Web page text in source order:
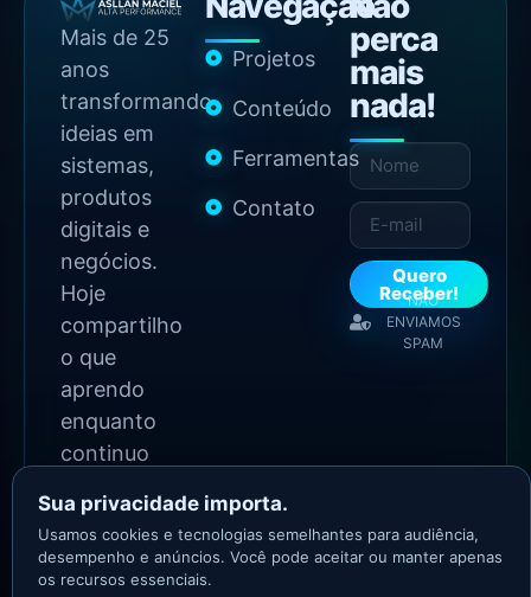
Mais de 25
anos
transformando
ideias em
sistemas,
produtos
digitais e
negócios.
Hoje
compartilho
o que
aprendo
enquanto
continuo
Projetos
Conteúdo
Ferramentas
Contato
perca
mais
nada!
Quero
Receber!
NÃO
ENVIAMOS
SPAM
2026 Copyright - Todos
os direitos reservados
Sua privacidade importa.
Usamos cookies e tecnologias semelhantes para audiência,
desempenho e anúncios. Você pode aceitar ou manter apenas
os recursos essenciais.